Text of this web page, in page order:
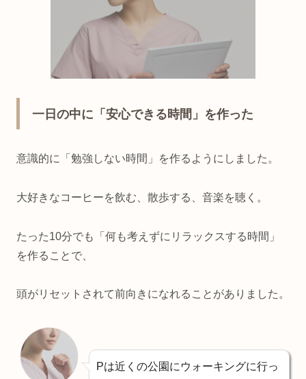
一日の中に「安心できる時間」を作った
意識的に「勉強しない時間」を作るようにしました。
大好きなコーヒーを飲む、散歩する、音楽を聴く。
たった10分でも「何も考えずにリラックスする時間」
を作ることで、
頭がリセットされて前向きになれることがありました。
Pは近くの公園にウォーキングに行っ